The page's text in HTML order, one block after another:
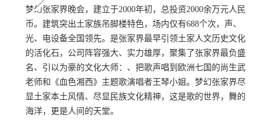
梦幻张家界晚会，建立于2000年初，总投资2000余万元人民
币。建筑突出土家族吊脚楼特色，场内仅有688个次，声、
光、电设备全国领先。是张家界最早引领土家人文历史文化
的活化石，公司阵容强大、实力雄厚，聚集了张家界最负盛
名、引以为豪的文化大师：、把歌声唱到欧洲七国的尚生武
老师和《血色湘西》主题歌演唱者王琴小姐。梦幻张家界尽
显土家本土风情、尽显民族文化精神，这是歌的世界，舞的
海洋，更是人间的天堂。